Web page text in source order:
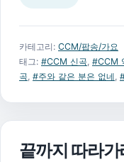
카테고리: CCM/팝송/가요
태그: #CCM 신곡, #CCM
곡, #주와 같은 분은 없네,
끝까지 따라